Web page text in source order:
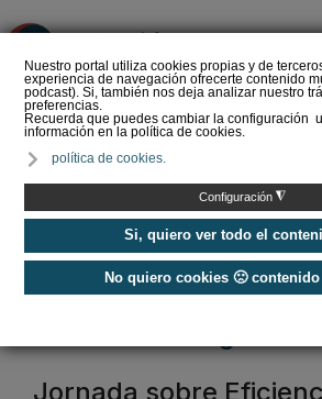
Nuestro portal utiliza cookies propias y de
experiencia de navegación ofrecerte contenido
podcast). Si, también nos deja analizar nuestro
preferencias.
Recuerda que puedes cambiar la configuración
información en la política de cookies.
política de cookies.
Configuración ◮
Si, quiero ver todo el
No quiero cookies 🙁
influye en el
de un…
Eficiencia Energética
Jornada sobre